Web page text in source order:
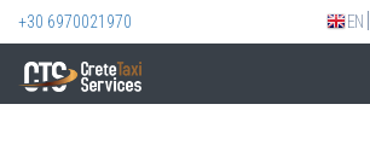
+30 6970021970 EN